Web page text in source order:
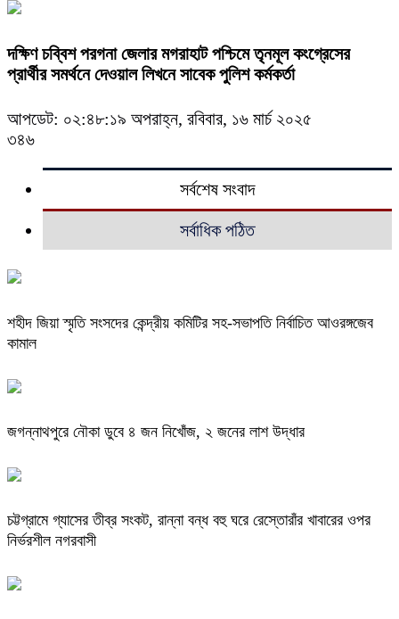
দক্ষিণ চব্বিশ পরগনা জেলার মগরাহাট পশ্চিমে তৃনমূল কংগ্রেসের
প্রার্থীর সমর্থনে দেওয়াল লিখনে সাবেক পুলিশ কর্মকর্তা
আপডেট: ০২:৪৮:১৯ অপরাহ্ন, রবিবার, ১৬ মার্চ ২০২৫
৩৪৬
সর্বশেষ সংবাদ
সর্বাধিক পঠিত
শহীদ জিয়া স্মৃতি সংসদের কেন্দ্রীয় কমিটির সহ-সভাপতি নির্বাচিত আওরঙ্গজেব
কামাল
জগন্নাথপুরে নৌকা ডুবে ৪ জন নিখোঁজ, ২ জনের লাশ উদ্ধার
চট্টগ্রামে গ্যাসের তীব্র সংকট, রান্না বন্ধ বহু ঘরে রেস্তোরাঁর খাবারের ওপর
নির্ভরশীল নগরবাসী